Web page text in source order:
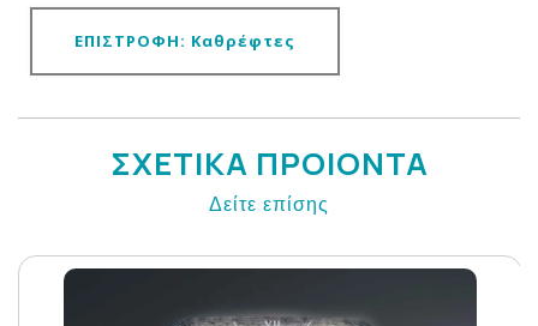
ΕΠΙΣΤΡΟΦΗ: Καθρέφτες
ΣΧΕΤΙΚΑ ΠΡΟΙΟΝΤΑ
Δείτε επίσης